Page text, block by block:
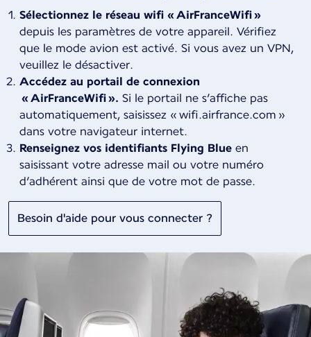
Sélectionnez le réseau wifi « AirFranceWifi »
depuis les paramètres de votre appareil. Vérifiez
que le mode avion est activé. Si vous avez un VPN,
veuillez le désactiver.
Accédez au portail de connexion
« AirFranceWifi ». Si le portail ne s’affiche pas
automatiquement, saisissez « wifi.airfrance.com »
dans votre navigateur internet.
Renseignez vos identifiants Flying Blue en
saisissant votre adresse mail ou votre numéro
d’adhérent ainsi que de votre mot de passe.
Besoin d'aide pour vous connecter ?